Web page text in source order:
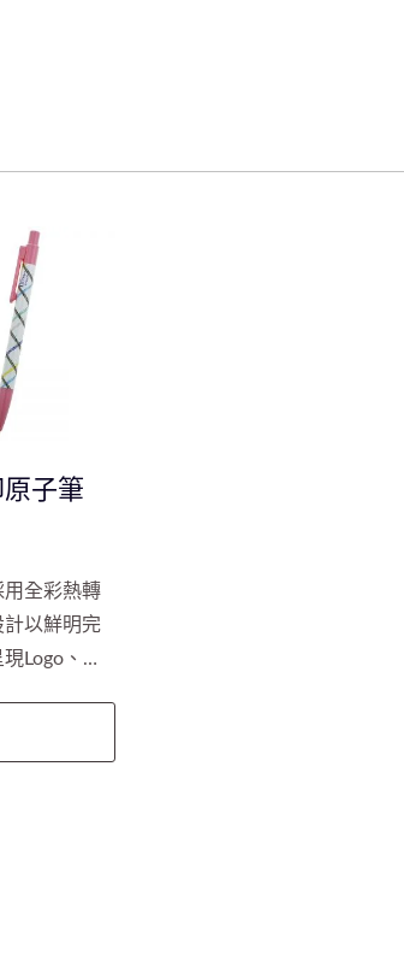
子筆
用全彩熱轉
計以鮮明完
Logo、活
帶來流暢
合用於重視